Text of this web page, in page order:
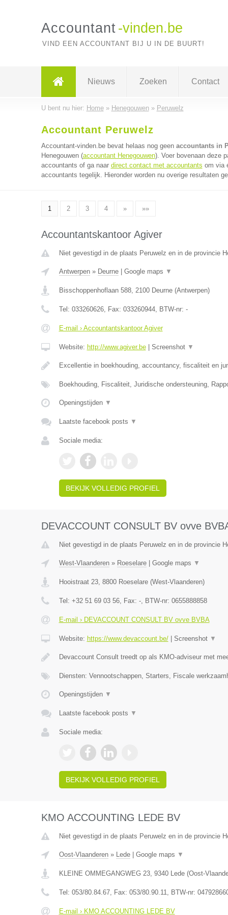
Accountant -vinden.be
VIND EEN ACCOUNTANT BIJ U IN DE BUURT!
Nieuws Zoeken Contact
U bent nu hier: Home» Henegouwen» Peruwelz
Accountant Peruwelz
Accountant-vinden.be bevat helaas nog geen accountants in
Henegouwen (accountant Henegouwen). Voer bovenaan deze
accountants of ga naar direct contact met accountants om via
accountants tegelijk. Hieronder worden nu overige resultaten
1 2 3 4 » »»
Accountantskantoor Agiver
Niet gevestigd in de plaats Peruwelz en in de provincie
Antwerpen» Deurne| Google maps ▼
Bisschoppenhoflaan 588, 2100 Deurne(Antwerpen)
Tel: 033260626, Fax: 033260944, BTW-nr: -
E-mail › Accountantskantoor Agiver
Website: http://www.agiver.be| Screenshot ▼
Excellentie in boekhouding, accountancy, fiscaliteit en
Boekhouding, Fiscaliteit, Juridische ondersteuning,
Openingstijden ▼
Laatste facebook posts ▼
Sociale media:
BEKIJK VOLLEDIG PROFIEL
DEVACCOUNT CONSULT BV ovve
Niet gevestigd in de plaats Peruwelz en in de provincie
West-Vlaanderen» Roeselare| Google maps ▼
Hooistraat 23, 8800 Roeselare(West-Vlaanderen)
Tel: +32 51 69 03 56, Fax: -, BTW-nr: 0655888858
E-mail › DEVACCOUNT CONSULT BV ovve BVBA
Website: https://www.devaccount.be/| Screenshot ▼
Devaccount Consult treedt op als KMO-adviseur met
Diensten: Vennootschappen, Starters, Fiscale
Openingstijden ▼
Laatste facebook posts ▼
Sociale media:
BEKIJK VOLLEDIG PROFIEL
KMO ACCOUNTING LEDE BV
Niet gevestigd in de plaats Peruwelz en in de provincie
Oost-Vlaanderen» Lede| Google maps ▼
KLEINE OMMEGANGWEG 23, 9340 Lede(Oost-
Tel: 053/80.84.67, Fax: 053/80.90.11, BTW-nr:
E-mail › KMO ACCOUNTING LEDE BV